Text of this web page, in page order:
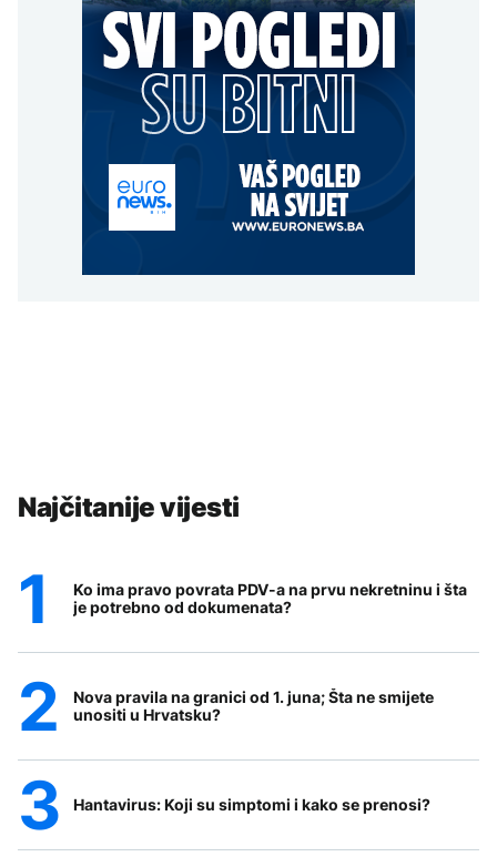
Najčitanije vijesti
Ko ima pravo povrata PDV-a na prvu nekretninu i šta
je potrebno od dokumenata?
Nova pravila na granici od 1. juna; Šta ne smijete
unositi u Hrvatsku?
Hantavirus: Koji su simptomi i kako se prenosi?